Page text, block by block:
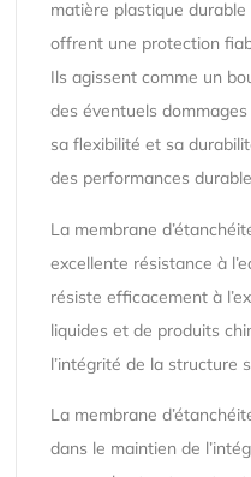
matière plastique
offrent une protection
Ils agissent comme un
des éventuels
sa flexibilité et sa
des performances
La membrane
excellente résistance à
résiste efficacement à
liquides et de produits
l’intégrité de la structure
La membrane
dans le maintien de